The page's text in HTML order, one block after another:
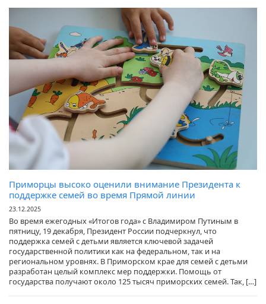
Приморцы высоко оценили внимание Президента к
поддержке семей во время Прямой линии
23.12.2025
Во время ежегодных «Итогов года» с Владимиром Путиным в
пятницу, 19 декабря, Президент России подчеркнул, что
поддержка семей с детьми является ключевой задачей
государственной политики как на федеральном, так и на
региональном уровнях. В Приморском крае для семей с детьми
разработан целый комплекс мер поддержки. Помощь от
государства получают около 125 тысяч приморских семей. Так, […]